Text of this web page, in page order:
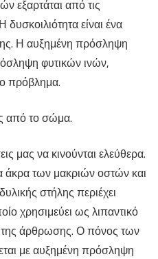
εξαρτάται από τις
είναι ένα
Η αυξημένη πρόσληψη
φυτικών ινών,
πρόβλημα.
από το σώμα.
μας να κινούνται ελεύθερα.
άκρα των μακριών οστών και
στήλης περιέχει
χρησιμεύει ως λιπαντικό
της άρθρωσης. Ο πόνος των
με αυξημένη πρόσληψη